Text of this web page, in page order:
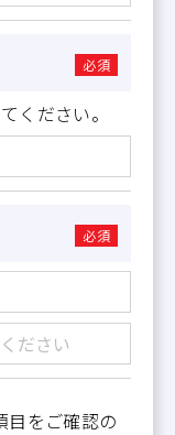
必須
ください。
必須
目をご確認の